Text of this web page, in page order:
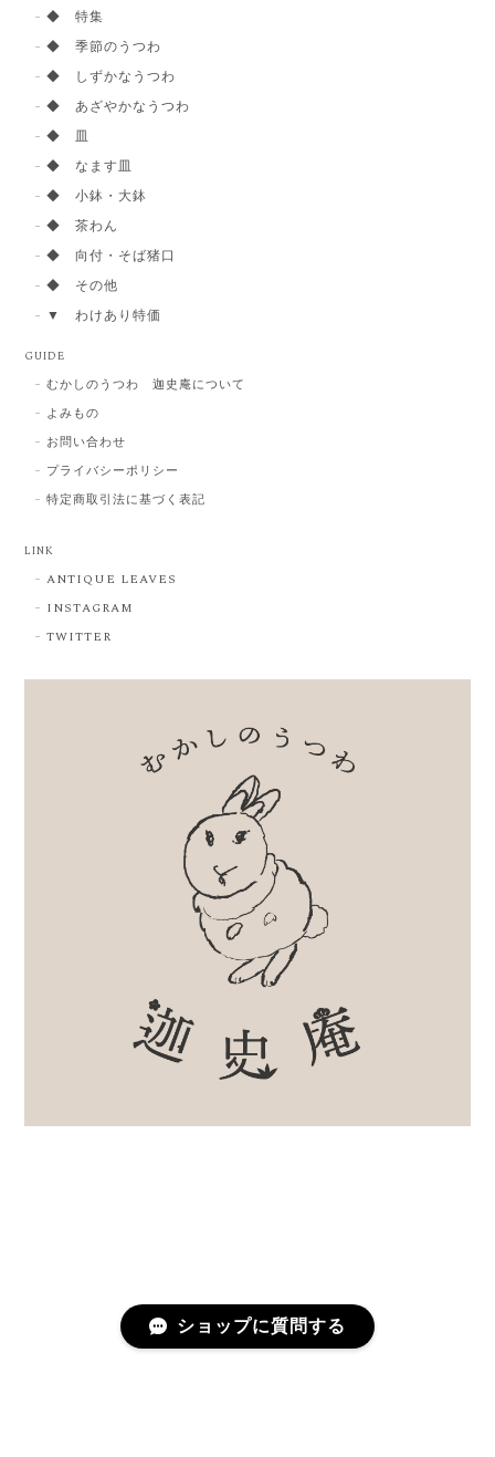
◆ 特集
◆ 季節のうつわ
◆ しずかなうつわ
◆ あざやかなうつわ
◆ 皿
◆ なます皿
◆ 小鉢・大鉢
◆ 茶わん
◆ 向付・そば猪口
◆ その他
▼ わけあり特価
GUIDE
むかしのうつわ 迦史庵について
よみもの
お問い合わせ
プライバシーポリシー
特定商取引法に基づく表記
LINK
ANTIQUE LEAVES
INSTAGRAM
TWITTER
ショップに質問する